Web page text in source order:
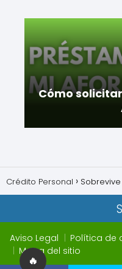
🔥
Cómo
Crédito Personal
Aviso Legal Política de
Mapa del sitio